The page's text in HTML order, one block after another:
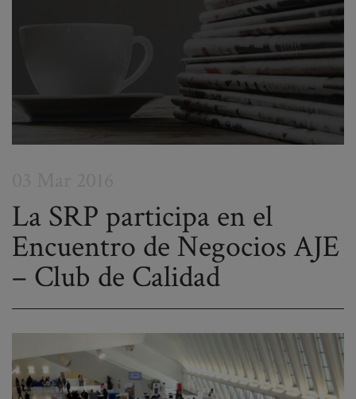
La SRP participa en el
Encuentro de Negocios AJE
– Club de Calidad
Post
navigation